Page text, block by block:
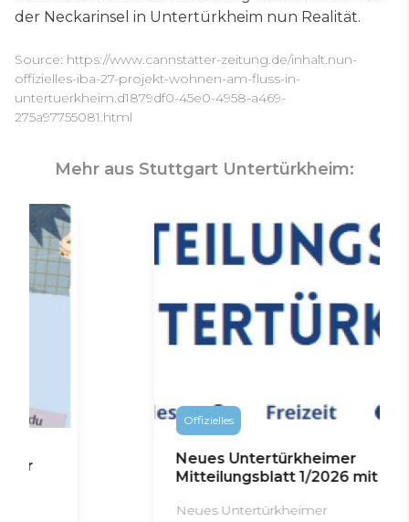
der Neckarinsel in Untertürkheim nun Realität.
Source: https://www.cannstatter-zeitung.de/inhalt.nun-
offizielles-iba-27-projekt-wohnen-am-fluss-in-
untertuerkheim.d1879df0-45e0-4958-a469-
275a97755081.html
Mehr aus Stuttgart Untertürkheim:
Neues Untertürkheimer
Mitteilungsblatt 1/2026 mit ...
Neues Untertürkheimer